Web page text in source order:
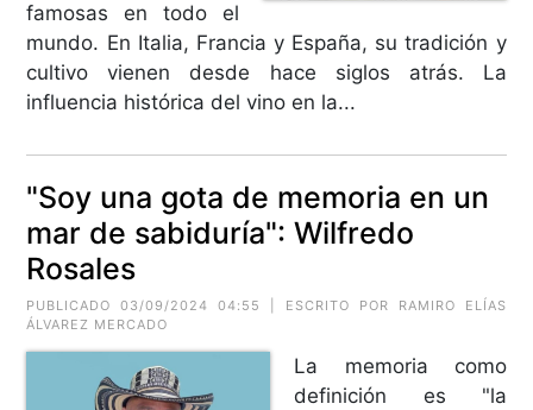
famosas en todo el
mundo. En Italia, Francia y España, su tradición y
cultivo vienen desde hace siglos atrás. La
influencia histórica del vino en la...
"Soy una gota de memoria en un
mar de sabiduría": Wilfredo
Rosales
PUBLICADO 03/09/2024 04:55 | ESCRITO POR RAMIRO ELÍAS
ÁLVAREZ MERCADO
La memoria como
definición es "la